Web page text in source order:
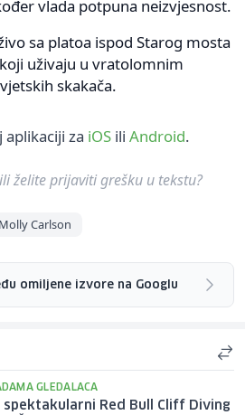
vlada potpuna neizvjesnost.
sa platoa ispod Starog mosta
uživaju u vratolomnim
skakača.
aplikaciji za iOS ili Android.
želite prijaviti grešku u tekstu?
Molly Carlson
omiljene izvore na Googlu
GLEDALACA
spektakularni Red Bull Cliff Diving